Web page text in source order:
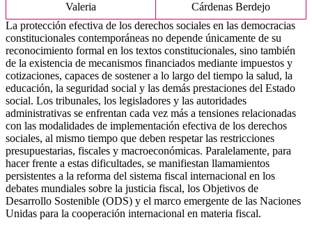
Valeria
Cárdenas Berdejo
La protección efectiva de los derechos sociales en las democracias
constitucionales contemporáneas no depende únicamente de su
reconocimiento formal en los textos constitucionales, sino también
de la existencia de mecanismos financiados mediante impuestos y
cotizaciones, capaces de sostener a lo largo del tiempo la salud, la
educación, la seguridad social y las demás prestaciones del Estado
social. Los tribunales, los legisladores y las autoridades
administrativas se enfrentan cada vez más a tensiones relacionadas
con las modalidades de implementación efectiva de los derechos
sociales, al mismo tiempo que deben respetar las restricciones
presupuestarias, fiscales y macroeconómicas. Paralelamente, para
hacer frente a estas dificultades, se manifiestan llamamientos
persistentes a la reforma del sistema fiscal internacional en los
debates mundiales sobre la justicia fiscal, los Objetivos de
Desarrollo Sostenible (ODS) y el marco emergente de las Naciones
Unidas para la cooperación internacional en materia fiscal.